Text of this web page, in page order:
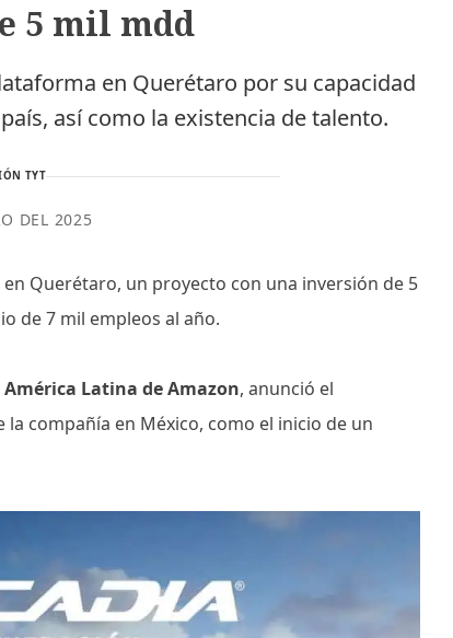
5 mil mdd
en Querétaro por su capacidad
así como la existencia de talento.
TYT
DEL 2025
Querétaro, un proyecto con una inversión de 5
de 7 mil empleos al año.
Latina de Amazon, anunció el
compañía en México, como el inicio de un